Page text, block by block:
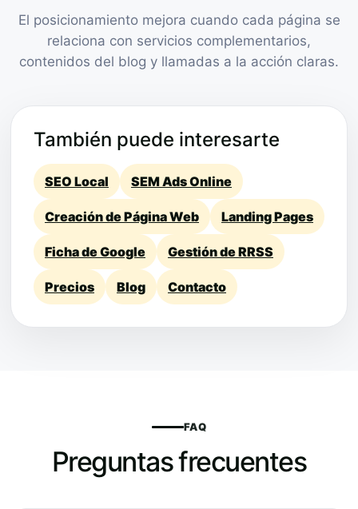
El posicionamiento mejora cuando cada página se
relaciona con servicios complementarios,
contenidos del blog y llamadas a la acción claras.
También puede interesarte
SEO Local SEM Ads Online
Creación de Página Web Landing Pages
Ficha de Google Gestión de RRSS
Precios Blog Contacto
FAQ
Preguntas frecuentes